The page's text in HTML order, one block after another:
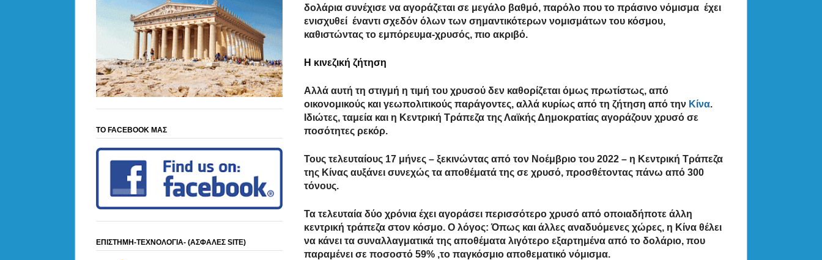
δολάρια συνέχισε να αγοράζεται σε μεγάλο βαθμό, παρόλο που το πράσινο νόμισμα έχει
ενισχυθεί έναντι σχεδόν όλων των σημαντικότερων νομισμάτων του κόσμου,
καθιστώντας το εμπόρευμα-χρυσός, πιο ακριβό.
Η κινεζική ζήτηση
Αλλά αυτή τη στιγμή η τιμή του χρυσού δεν καθορίζεται όμως πρωτίστως, από
οικονομικούς και γεωπολιτικούς παράγοντες, αλλά κυρίως από τη ζήτηση από την Κίνα.
Ιδιώτες, ταμεία και η Κεντρική Τράπεζα της Λαϊκής Δημοκρατίας αγοράζουν χρυσό σε
ποσότητες ρεκόρ.
Τους τελευταίους 17 μήνες – ξεκινώντας από τον Νοέμβριο του 2022 – η Κεντρική Τράπεζα
της Κίνας αυξάνει συνεχώς τα αποθέματά της σε χρυσό, προσθέτοντας πάνω από 300
τόνους.
Τα τελευταία δύο χρόνια έχει αγοράσει περισσότερο χρυσό από οποιαδήποτε άλλη
κεντρική τράπεζα στον κόσμο. Ο λόγος: Όπως και άλλες αναδυόμενες χώρες, η Κίνα θέλει
να κάνει τα συναλλαγματικά της αποθέματα λιγότερο εξαρτημένα από το δολάριο, που
παραμένει σε ποσοστό 59% ,το παγκόσμιο αποθεματικό νόμισμα.
ΤΟ FACEBOOK ΜΑΣ
ΕΠΙΣΤΗΜΗ-ΤΕΧΝΟΛΟΓΙΑ- (ΑΣΦΑΛΕΣ SITE)